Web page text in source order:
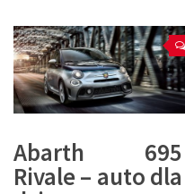
Abarth 695
Rivale – auto dla